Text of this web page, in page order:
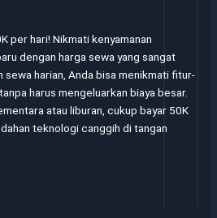
per hari! Nikmati kenyamanan
dengan harga sewa yang sangat
sewa harian, Anda bisa menikmati fitur-
harus mengeluarkan biaya besar.
atau liburan, cukup bayar 50K
teknologi canggih di tangan